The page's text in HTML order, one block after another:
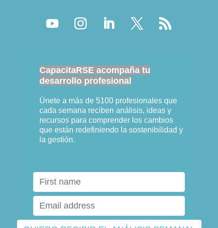
CapacitaRSE acompaña tu
desarrollo profesional
Únete a más de 5100 profesionales que
cada semana reciben análisis, ideas y
recursos para comprender los cambios
que están redefiniendo la sostenibilidad y
la gestión.